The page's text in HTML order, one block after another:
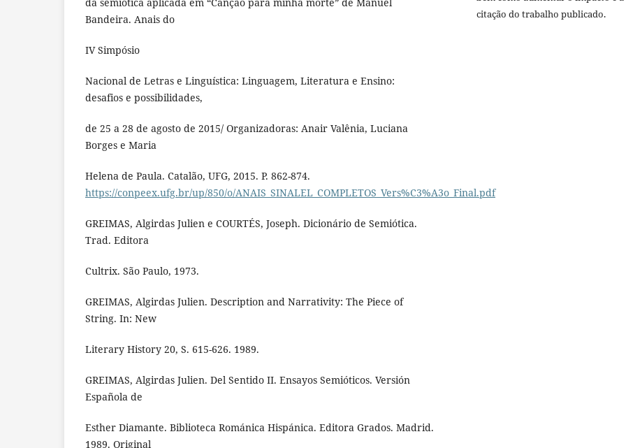
Bandeira. Anais do
IV Simpósio
Nacional de Letras e Linguística: Linguagem, Literatura e Ensino:
desafios e possibilidades,
de 25 a 28 de agosto de 2015/ Organizadoras: Anair Valênia, Luciana
Borges e Maria
Helena de Paula. Catalão, UFG, 2015. P. 862-874.
https://conpeex.ufg.br/up/850/o/ANAIS_SINALEL_COMPLETOS_Vers%C3%A3o_Final.pdf
GREIMAS, Algirdas Julien e COURTÉS, Joseph. Dicionário de Semiótica.
Trad. Editora
Cultrix. São Paulo, 1973.
GREIMAS, Algirdas Julien. Description and Narrativity: The Piece of
String. In: New
Literary History 20, S. 615-626. 1989.
GREIMAS, Algirdas Julien. Del Sentido II. Ensayos Semióticos. Versión
Española de
Esther Diamante. Biblioteca Románica Hispánica. Editora Grados. Madrid.
1989. Original
citação do trabalho publicado.